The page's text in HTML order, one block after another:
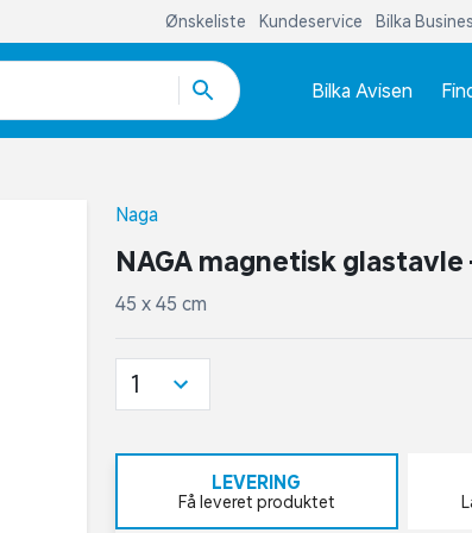
Ønskeliste Kundeservice Bilka
Bilka Avisen
Naga
NAGA magnetisk glastavle
45 x 45 cm
1
LEVERING
Få leveret produktet